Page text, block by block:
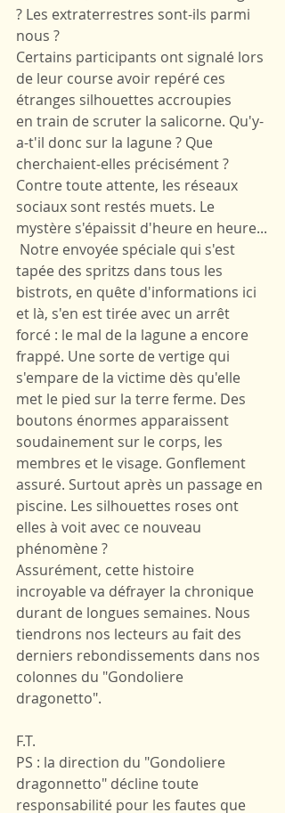
? Les extraterrestres sont-ils parmi
nous ?
Certains participants ont signalé lors
de leur course avoir repéré ces
étranges silhouettes accroupies
en train de scruter la salicorne. Qu'y-
a-t'il donc sur la lagune ? Que
cherchaient-elles précisément ?
Contre toute attente, les réseaux
sociaux sont restés muets. Le
mystère s'épaissit d'heure en heure...
tapée des spritzs dans tous les
bistrots, en quête d'informations ici
et là, s'en est tirée avec un arrêt
forcé : le mal de la lagune a encore
frappé. Une sorte de vertige qui
s'empare de la victime dès qu'elle
met le pied sur la terre ferme. Des
boutons énormes apparaissent
soudainement sur le corps, les
membres et le visage. Gonflement
assuré. Surtout après un passage en
piscine. Les silhouettes roses ont
elles à voit avec ce nouveau
phénomène ?
Assurément, cette histoire
incroyable va défrayer la chronique
durant de longues semaines. Nous
tiendrons nos lecteurs au fait des
derniers rebondissements dans nos
colonnes du "Gondoliere
dragonetto".
F.T.
PS : la direction du "Gondoliere
dragonnetto" décline toute
responsabilité pour les fautes que